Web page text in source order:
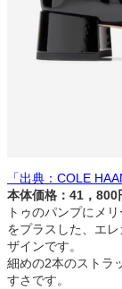
「出典：COLE
本体価格：41，800
トゥのパンプにメ
をプラスした、エ
ザインです。
細めの2本のストラ
すさです。